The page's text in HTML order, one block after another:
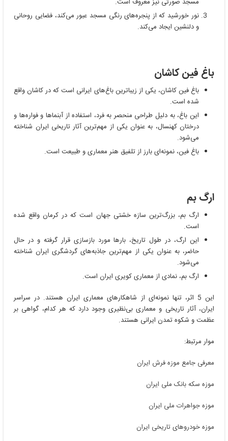
نور خورشید که از پنجره‌های رنگی مسجد عبور می‌کند، فضایی روحانی
و دلنشین ایجاد می‌کند.
باغ فین کاشان
باغ فین کاشان، یکی از زیباترین باغ‌های ایرانی است که در کاشان واقع
شده است.
این باغ، به دلیل طراحی منحصر به فرد، استفاده از آبنماها و فواره‌ها و
درختان کهنسال، به عنوان یکی از مهم‌ترین آثار تاریخی ایران شناخته
می‌شود.
باغ فین، نمونه‌ای بارز از تلفیق هنر معماری و طبیعت است.
ارگ بم
ارگ بم، بزرگ‌ترین سازه خشتی جهان است که در کرمان واقع شده
است.
این ارگ، در طول تاریخ، بارها مورد بازسازی قرار گرفته و در حال
حاضر، به عنوان یکی از مهم‌ترین جاذبه‌های گردشگری ایران شناخته
می‌شود.
ارگ بم، نمادی از معماری کویری ایران است.
این 5 اثر، تنها نمونه‌ای از شاهکارهای معماری ایران هستند. در سراسر
ایران، آثار تاریخی و معماری بی‌نظیری وجود دارد که هر کدام، گواهی بر
عظمت و شکوه تمدن ایرانی هستند.
موار مرتبط:
معرفی جامع موزه فرش ایران
موزه سکه بانک ملی ایران
موزه جواهرات ملی ایران
موزه خودروهای تاریخی ایران